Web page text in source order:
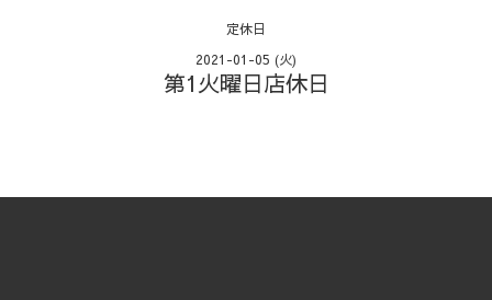
定休日
2021-01-05 (火)
第1火曜日店休日